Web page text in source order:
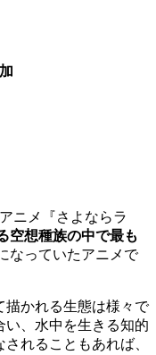
ニメ『さよならラ
空想種族の中で最も
なっていたアニメで
描かれる生態は様々で
、水中を生きる知的
れることもあれば、